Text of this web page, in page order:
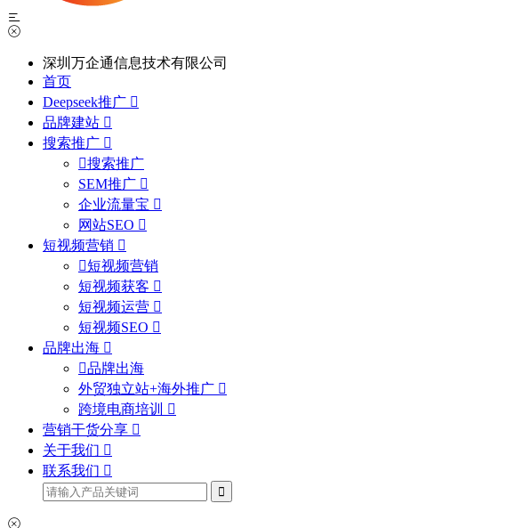
深圳万企通信息技术有限公司
首页
Deepseek推广
品牌建站
搜索推广
搜索推广
SEM推广
企业流量宝
网站SEO
短视频营销
短视频营销
短视频获客
短视频运营
短视频SEO
品牌出海
品牌出海
外贸独立站+海外推广
跨境电商培训
营销干货分享
关于我们
联系我们